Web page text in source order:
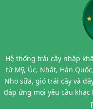
Hệ thống trái cây nhập
từ Mỹ, Úc, Nhật, Hàn
Nho sữa, giỏ trái cây và
đáp ứng mọi yêu cầu